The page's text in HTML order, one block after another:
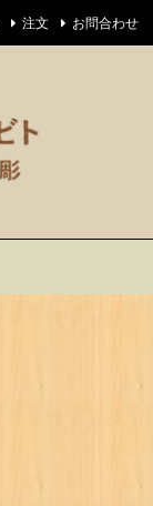
注文 お問合わせ